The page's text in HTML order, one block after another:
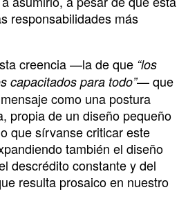
responsabilidades más
creencia —la de que “los
capacitados para todo”— que
como una postura
propia de un diseño pequeño
que sírvanse criticar este
también el diseño
descrédito constante y del
resulta prosaico en nuestro